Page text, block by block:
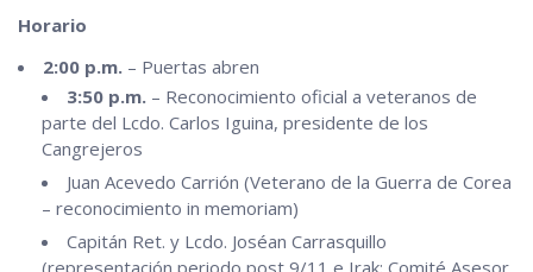
Horario
2:00 p.m. – Puertas abren
3:50 p.m. – Reconocimiento oficial a veteranos de
parte del Lcdo. Carlos Iguina, presidente de los
Cangrejeros
Juan Acevedo Carrión (Veterano de la Guerra de Corea
– reconocimiento in memoriam)
Capitán Ret. y Lcdo. Joséan Carrasquillo
(representación periodo post 9/11 e Irak; Comité Asesor